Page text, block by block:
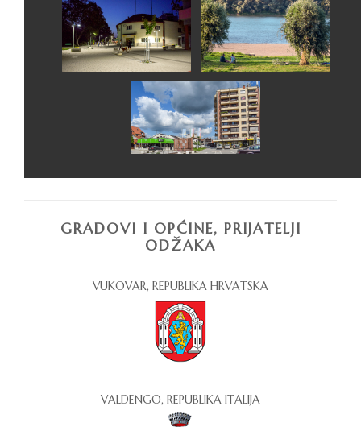
GRADOVI I OPĆINE, PRIJATELJI
ODŽAKA
VUKOVAR, REPUBLIKA HRVATSKA
VALDENGO, REPUBLIKA ITALIJA